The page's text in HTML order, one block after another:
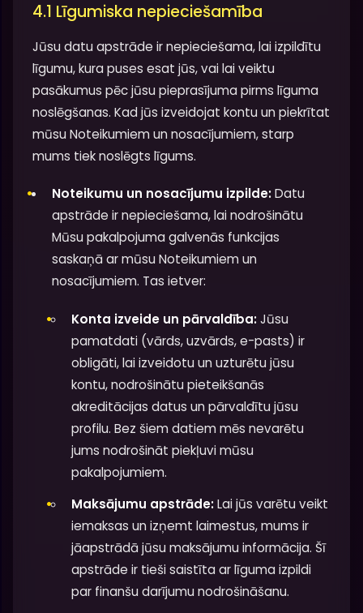
4.1 Līgumiska nepieciešamība
Jūsu datu apstrāde ir nepieciešama, lai izpildītu
līgumu, kura puses esat jūs, vai lai veiktu
pasākumus pēc jūsu pieprasījuma pirms līguma
noslēgšanas. Kad jūs izveidojat kontu un piekrītat
mūsu Noteikumiem un nosacījumiem, starp
mums tiek noslēgts līgums.
Noteikumu un nosacījumu izpilde:Datu
apstrāde ir nepieciešama, lai nodrošinātu
Mūsu pakalpojuma galvenās funkcijas
saskaņā ar mūsu Noteikumiem un
nosacījumiem. Tas ietver:
Konta izveide un pārvaldība:Jūsu
pamatdati (vārds, uzvārds, e-pasts) ir
obligāti, lai izveidotu un uzturētu jūsu
kontu, nodrošinātu pieteikšanās
akreditācijas datus un pārvaldītu jūsu
profilu. Bez šiem datiem mēs nevarētu
jums nodrošināt piekļuvi mūsu
pakalpojumiem.
Maksājumu apstrāde:Lai jūs varētu veikt
iemaksas un izņemt laimestus, mums ir
jāapstrādā jūsu maksājumu informācija. Šī
apstrāde ir tieši saistīta ar līguma izpildi
par finanšu darījumu nodrošināšanu.